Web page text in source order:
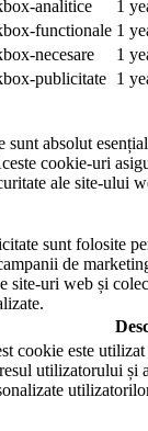
analitice
1
functionale 1
necesare
1
publicitate 1
sunt absolut
cookie-uri
ale site-ului
sunt folosite
de
site-uri web și
cookie este
utilizatorului și